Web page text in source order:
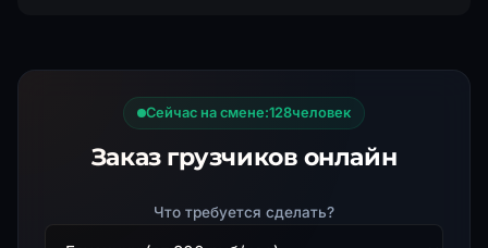
Сейчас на смене:131человек
Заказ грузчиков онлайн
Что требуется сделать?